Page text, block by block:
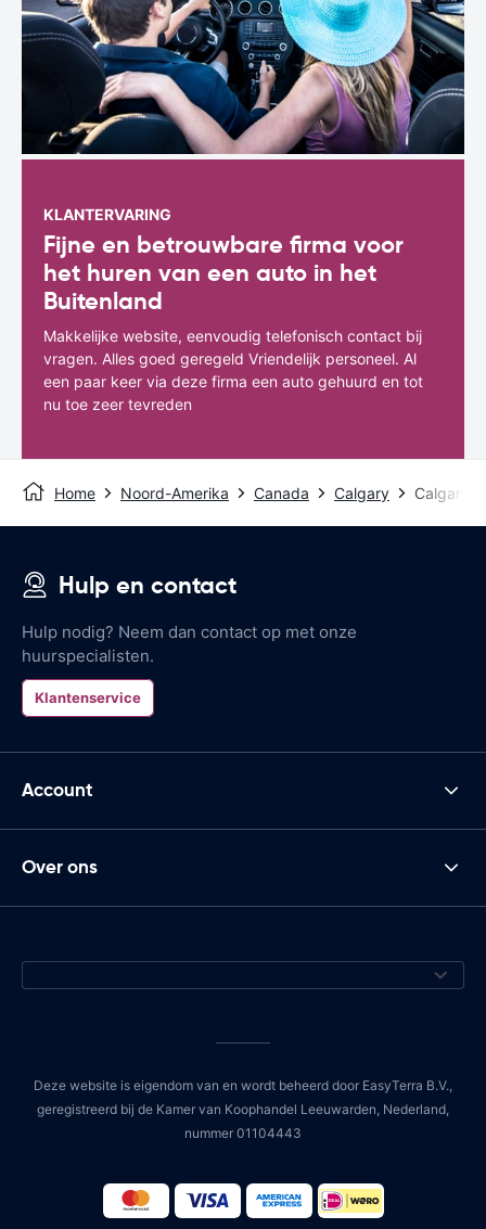
KLANTERVARING
Fijne en betrouwbare firma voor
het huren van een auto in het
Buitenland
Makkelijke website, eenvoudig telefonisch contact bij
vragen. Alles goed geregeld Vriendelijk personeel. Al
een paar keer via deze firma een auto gehuurd en tot
nu toe zeer tevreden
Home Noord-Amerika Canada Calgary Calgary
Hulp en contact
Hulp nodig? Neem dan contact op met onze
huurspecialisten.
Klantenservice
Account
Over ons
Deze website is eigendom van en wordt beheerd door EasyTerra B.V.,
geregistreerd bij de Kamer van Koophandel Leeuwarden, Nederland,
nummer 01104443